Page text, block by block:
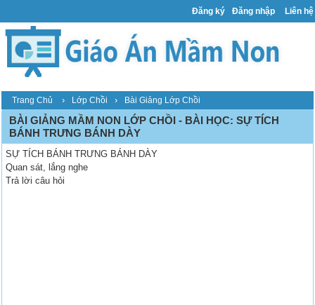
Đăng ký Đăng nhập Liên hệ
Trang Chủ › Lớp Chồi › Bài Giảng Lớp Chồi
BÀI GIẢNG MẦM NON LỚP CHỒI - BÀI HỌC: SỰ TÍCH
BÁNH TRƯNG BÁNH DÀY
SỰ TÍCH BÁNH TRƯNG BÁNH DÀY
Quan sát, lắng nghe
Trả lời câu hỏi